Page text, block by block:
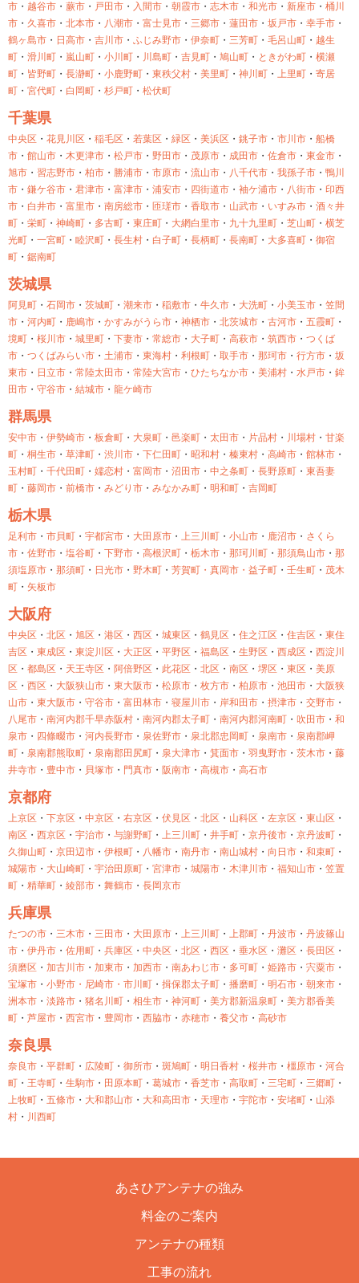
市 ・ 越谷市 ・ 蕨市 ・ 戸田市 ・ 入間市 ・ 朝霞市 ・ 志木市 ・ 和光市 ・ 新座市 ・ 桶川
市 ・ 久喜市 ・ 北本市 ・ 八潮市 ・ 富士見市 ・ 三郷市 ・ 蓮田市 ・ 坂戸市 ・ 幸手市 ・
鶴ヶ島市 ・ 日高市 ・ 吉川市 ・ ふじみ野市 ・ 伊奈町 ・ 三芳町 ・ 毛呂山町 ・ 越生
町 ・ 滑川町 ・ 嵐山町 ・ 小川町 ・ 川島町 ・ 吉見町 ・ 鳩山町 ・ ときがわ町 ・ 横瀬
町 ・ 皆野町 ・ 長瀞町 ・ 小鹿野町 ・ 東秩父村 ・ 美里町 ・ 神川町 ・ 上里町 ・ 寄居
町 ・ 宮代町 ・ 白岡町 ・ 杉戸町 ・ 松伏町
千葉県
中央区 ・ 花見川区 ・ 稲毛区 ・ 若葉区 ・ 緑区 ・ 美浜区 ・ 銚子市 ・ 市川市 ・ 船橋
市 ・ 館山市 ・ 木更津市 ・ 松戸市 ・ 野田市 ・ 茂原市 ・ 成田市 ・ 佐倉市 ・ 東金市 ・
旭市 ・ 習志野市 ・ 柏市 ・ 勝浦市 ・ 市原市 ・ 流山市 ・ 八千代市 ・ 我孫子市 ・ 鴨川
市 ・ 鎌ケ谷市 ・ 君津市 ・ 富津市 ・ 浦安市 ・ 四街道市 ・ 袖ケ浦市 ・ 八街市 ・ 印西
市 ・ 白井市 ・ 富里市 ・ 南房総市 ・ 匝瑳市 ・ 香取市 ・ 山武市 ・ いすみ市 ・ 酒々井
町 ・ 栄町 ・ 神崎町 ・ 多古町 ・ 東庄町 ・ 大網白里市 ・ 九十九里町 ・ 芝山町 ・ 横芝
光町 ・ 一宮町 ・ 睦沢町 ・ 長生村 ・ 白子町 ・ 長柄町 ・ 長南町 ・ 大多喜町 ・ 御宿
町 ・ 鋸南町
茨城県
阿見町 ・ 石岡市 ・ 茨城町 ・ 潮来市 ・ 稲敷市 ・ 牛久市 ・ 大洗町 ・ 小美玉市 ・ 笠間
市 ・ 河内町 ・ 鹿嶋市 ・ かすみがうら市 ・ 神栖市 ・ 北茨城市 ・ 古河市 ・ 五霞町 ・
境町 ・ 桜川市 ・ 城里町 ・ 下妻市 ・ 常総市 ・ 大子町 ・ 高萩市 ・ 筑西市 ・ つくば
市 ・ つくばみらい市 ・ 土浦市 ・ 東海村 ・ 利根町 ・ 取手市 ・ 那珂市 ・ 行方市 ・ 坂
東市 ・ 日立市 ・ 常陸太田市 ・ 常陸大宮市 ・ ひたちなか市 ・ 美浦村 ・ 水戸市 ・ 鉾
田市 ・ 守谷市 ・ 結城市 ・ 龍ケ崎市
群馬県
安中市 ・ 伊勢崎市 ・ 板倉町 ・ 大泉町 ・ 邑楽町 ・ 太田市 ・ 片品村 ・ 川場村 ・ 甘楽
町 ・ 桐生市 ・ 草津町 ・ 渋川市 ・ 下仁田町 ・ 昭和村 ・ 榛東村 ・ 高崎市 ・ 館林市 ・
玉村町 ・ 千代田町 ・ 嬬恋村 ・ 富岡市 ・ 沼田市 ・ 中之条町 ・ 長野原町 ・ 東吾妻
町 ・ 藤岡市 ・ 前橋市 ・ みどり市 ・ みなかみ町 ・ 明和町 ・ 吉岡町
栃木県
足利市 ・ 市貝町 ・ 宇都宮市 ・ 大田原市 ・ 上三川町 ・ 小山市 ・ 鹿沼市 ・ さくら
市 ・ 佐野市 ・ 塩谷町 ・ 下野市 ・ 高根沢町 ・ 栃木市 ・ 那珂川町 ・ 那須鳥山市 ・ 那
須塩原市 ・ 那須町 ・ 日光市 ・ 野木町 ・ 芳賀町・ 真岡市・ 益子町 ・ 壬生町 ・ 茂木
町 ・ 矢板市
大阪府
中央区 ・ 北区 ・ 旭区 ・ 港区 ・ 西区 ・ 城東区 ・ 鶴見区 ・ 住之江区 ・ 住吉区 ・ 東住
吉区 ・ 東成区 ・ 東淀川区 ・ 大正区 ・ 平野区 ・ 福島区 ・ 生野区 ・ 西成区 ・ 西淀川
区 ・ 都島区 ・ 天王寺区 ・ 阿倍野区 ・ 此花区 ・ 北区 ・ 南区 ・ 堺区 ・ 東区 ・ 美原
区 ・ 西区 ・ 大阪狭山市 ・ 東大阪市 ・ 松原市 ・ 枚方市 ・ 柏原市 ・ 池田市 ・ 大阪狭
山市 ・ 東大阪市 ・ 守谷市 ・ 富田林市 ・ 寝屋川市 ・ 岸和田市 ・ 摂津市 ・ 交野市 ・
八尾市 ・ 南河内郡千早赤阪村 ・ 南河内郡太子町 ・ 南河内郡河南町 ・ 吹田市 ・ 和
泉市 ・ 四條畷市 ・ 河内長野市 ・ 泉佐野市 ・ 泉北郡忠岡町 ・ 泉南市 ・ 泉南郡岬
町 ・ 泉南郡熊取町 ・ 泉南郡田尻町 ・ 泉大津市 ・ 箕面市 ・ 羽曳野市 ・ 茨木市 ・ 藤
井寺市 ・ 豊中市 ・ 貝塚市 ・ 門真市 ・ 阪南市 ・ 高槻市 ・ 高石市
京都府
上京区 ・ 下京区 ・ 中京区 ・ 右京区 ・ 伏見区 ・ 北区 ・ 山科区 ・ 左京区 ・ 東山区 ・
南区 ・ 西京区 ・ 宇治市 ・ 与謝野町 ・ 上三川町 ・ 井手町 ・ 京丹後市 ・ 京丹波町 ・
久御山町 ・ 京田辺市 ・ 伊根町 ・ 八幡市 ・ 南丹市 ・ 南山城村 ・ 向日市 ・ 和束町 ・
城陽市 ・ 大山崎町 ・ 宇治田原町 ・ 宮津市 ・ 城陽市 ・ 木津川市 ・ 福知山市 ・ 笠置
町 ・ 精華町 ・ 綾部市 ・ 舞鶴市 ・ 長岡京市
兵庫県
たつの市 ・ 三木市 ・ 三田市 ・ 大田原市 ・ 上三川町 ・ 上郡町 ・ 丹波市 ・ 丹波篠山
市 ・ 伊丹市 ・ 佐用町 ・ 兵庫区 ・ 中央区 ・ 北区 ・ 西区 ・ 垂水区 ・ 灘区 ・ 長田区 ・
須磨区 ・ 加古川市 ・ 加東市 ・ 加西市 ・ 南あわじ市 ・ 多可町 ・ 姫路市 ・ 宍粟市 ・
宝塚市 ・ 小野市・ 尼崎市・ 市川町 ・ 揖保郡太子町 ・ 播磨町 ・ 明石市 ・ 朝来市 ・
洲本市 ・ 淡路市 ・ 猪名川町 ・ 相生市 ・ 神河町 ・ 美方郡新温泉町 ・ 美方郡香美
町 ・ 芦屋市 ・ 西宮市 ・ 豊岡市 ・ 西脇市 ・ 赤穂市 ・ 養父市 ・ 高砂市
奈良県
奈良市 ・ 平群町 ・ 広陵町 ・ 御所市 ・ 斑鳩町 ・ 明日香村 ・ 桜井市 ・ 橿原市 ・ 河合
町 ・ 王寺町 ・ 生駒市 ・ 田原本町 ・ 葛城市 ・ 香芝市 ・ 高取町 ・ 三宅町 ・ 三郷町 ・
上牧町 ・ 五條市 ・ 大和郡山市 ・ 大和高田市 ・ 天理市 ・ 宇陀市 ・ 安堵町 ・ 山添
村 ・ 川西町
あさひアンテナの強み
料金のご案内
アンテナの種類
工事の流れ